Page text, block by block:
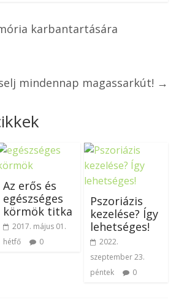
karbantartására
mindennap magassarkút! →
Az erős és
egészséges
körmök titka
2017. május 01.
hétfő
0
Pszoriázis
kezelése? Így
lehetséges!
2022.
szeptember 23.
péntek
0